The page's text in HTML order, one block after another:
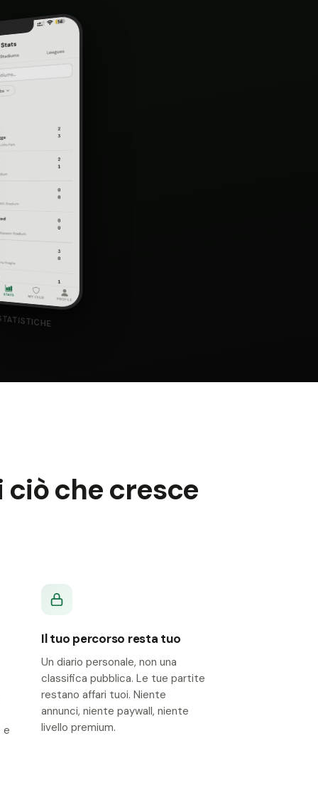
ciò che cresce
e
Il tuo percorso resta tuo
Un diario personale, non una
classifica pubblica. Le tue partite
restano affari tuoi. Niente
annunci, niente paywall, niente
livello premium.